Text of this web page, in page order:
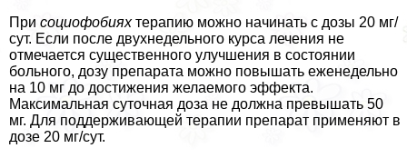
При социофобияхтерапию можно начинать с дозы 20 мг/
сут. Если после двухнедельного курса лечения не
отмечается существенного улучшения в состоянии
больного, дозу препарата можно повышать еженедельно
на 10 мг до достижения желаемого эффекта.
Максимальная суточная доза не должна превышать 50
мг. Для поддерживающей терапии препарат применяют в
дозе 20 мг/сут.